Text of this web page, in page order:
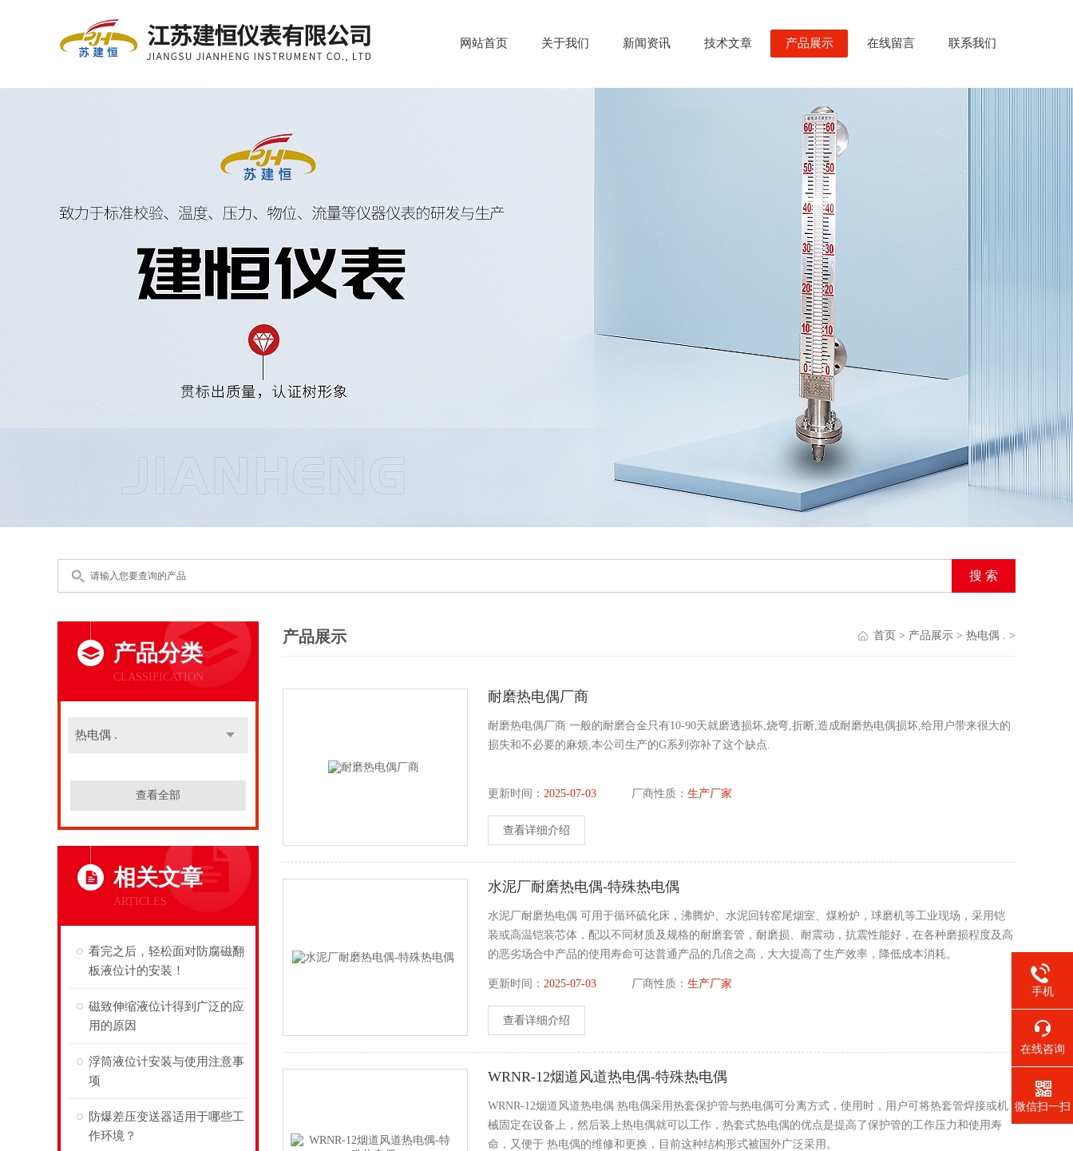
网站首页 关于我们 新闻资讯 技术文章 产品展示 在线留言 联系我们
产品分类
CLASSIFICATION
热电偶 .
查看全部
相关文章
ARTICLES
看完之后，轻松面对防腐磁翻
板液位计的安装！
磁致伸缩液位计得到广泛的应
用的原因
浮筒液位计安装与使用注意事
项
防爆差压变送器适用于哪些工
作环境？
产品展示 首页 > 产品展示 > 热电偶 . >
耐磨热电偶厂商
耐磨热电偶厂商 一般的耐磨合金只有10-90天就磨透损坏,烧弯,折断,造成耐磨热电偶损坏,给用户带来很大的
损失和不必要的麻烦,本公司生产的G系列弥补了这个缺点.
更新时间：2025-07-03 厂商性质：生产厂家
查看详细介绍
水泥厂耐磨热电偶-特殊热电偶
水泥厂耐磨热电偶 可用于循环硫化床，沸腾炉、水泥回转窑尾烟室、煤粉炉，球磨机等工业现场，采用铠
装或高温铠装芯体，配以不同材质及规格的耐磨套管，耐磨损、耐震动，抗震性能好，在各种磨损程度及高
的恶劣场合中产品的使用寿命可达普通产品的几倍之高，大大提高了生产效率，降低成本消耗。
更新时间：2025-07-03 厂商性质：生产厂家
查看详细介绍
WRNR-12烟道风道热电偶-特殊热电偶
WRNR-12烟道风道热电偶 热电偶采用热套保护管与热电偶可分离方式，使用时，用户可将热套管焊接或机
械固定在设备上，然后装上热电偶就可以工作，热套式热电偶的优点是提高了保护管的工作压力和使用寿
命，又便于 热电偶的维修和更换，目前这种结构形式被国外广泛采用。
手机
在线咨询
微信扫一扫